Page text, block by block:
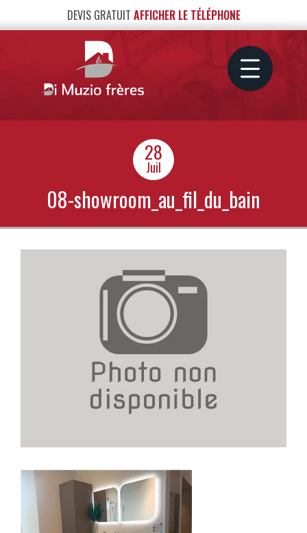
DEVIS GRATUIT AFFICHER LE TÉLÉPHONE
28
Juil
08-showroom_au_fil_du_bain